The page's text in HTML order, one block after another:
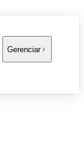
Gerenciar